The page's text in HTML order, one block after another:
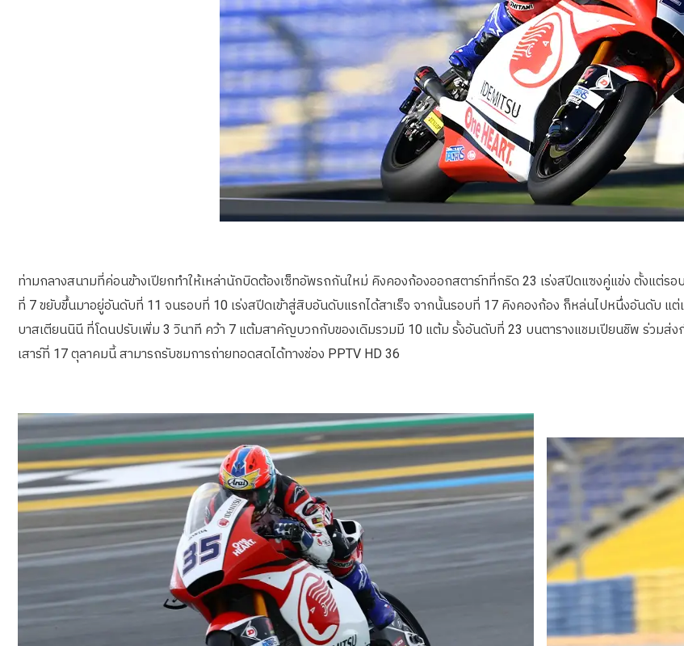
ท่ามกลางสนามที่ค่อนข้างเปียกทำให้เหล่านักบิดต้องเซ็ทอัพรถกันใหม่ คิงคองก้องออกสตาร์ทที่กริด 23 เร่งสปีดแซงคู่แข่ง ตั้งแต่ร
ที่ 7 ขยับขึ้นมาอยู่อันดับที่ 11 จนรอบที่ 10 เร่งสปีดเข้าสู่สิบอันดับแรกได้สาเร็จ จากนั้นรอบที่ 17 คิงคองก้อง ก็หล่นไปหนึ่งอันดับ แ
บาสเตียนนินี ที่โดนปรับเพิ่ม 3 วินาที คว้า 7 แต้มสาคัญบวกกับของเดิมรวมมี 10 แต้ม รั้งอันดับที่ 23 บนตารางแชมเปียนชิพ ร่วมส่ง
เสาร์ที่ 17 ตุลาคมนี้ สามารถรับชมการถ่ายทอดสดได้ทางช่อง PPTV HD 36